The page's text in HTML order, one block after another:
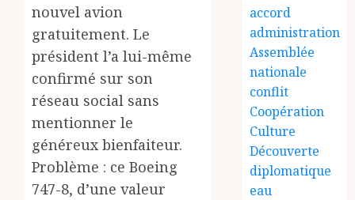
nouvel avion
gratuitement. Le
président l’a lui-même
confirmé sur son
réseau social sans
mentionner le
généreux bienfaiteur.
Problème : ce Boeing
747-8, d’une valeur
accord
administration
Assemblée
nationale
conflit
Coopération
Culture
Découverte
diplomatique
eau